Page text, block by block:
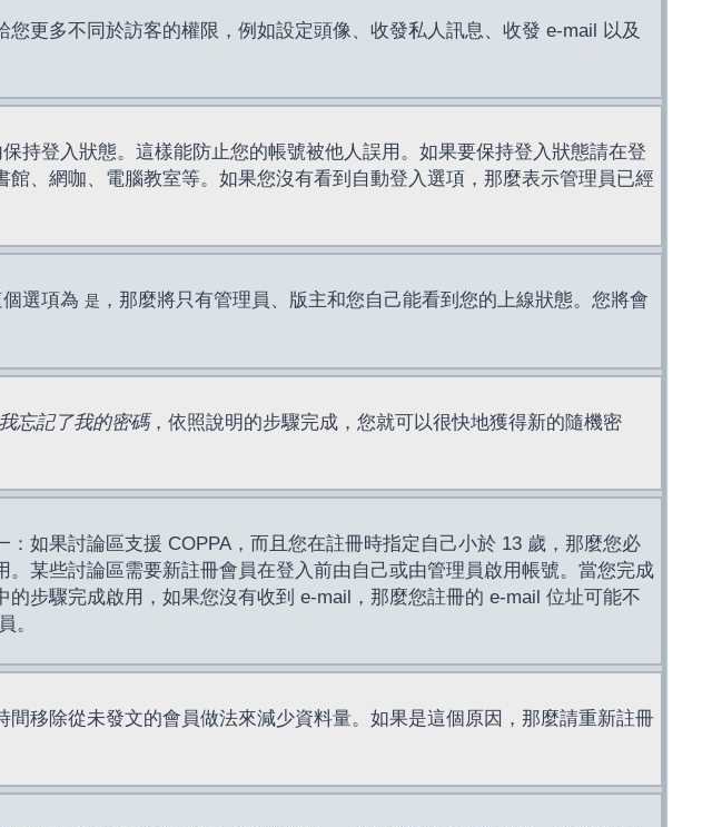
更多不同於訪客的權限，例如設定頭像、收發私人訊息、收發 e-mail 以及
持登入狀態。這樣能防止您的帳號被他人誤用。如果要保持登入狀態請在登
、網咖、電腦教室等。如果您沒有看到自動登入選項，那麼表示管理員已經
選項為 是 ，那麼將只有管理員、版主和您自己能看到您的上線狀態。您將會
我忘記了我的密碼，依照說明的步驟完成，您就可以很快地獲得新的隨機密
如果討論區支援 COPPA，而且您在註冊時指定自己小於 13 歲，那麼您必
某些討論區需要新註冊會員在登入前由自己或由管理員啟用帳號。當您完成
步驟完成啟用，如果您沒有收到 e-mail，那麼您註冊的 e-mail 位址可能不
。
移除從未發文的會員做法來減少資料量。如果是這個原因，那麼請重新註冊